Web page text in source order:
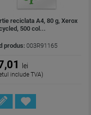
reciclata A4, 80 g, Xerox
500 col...
produs:003R91165
lei
include TVA)